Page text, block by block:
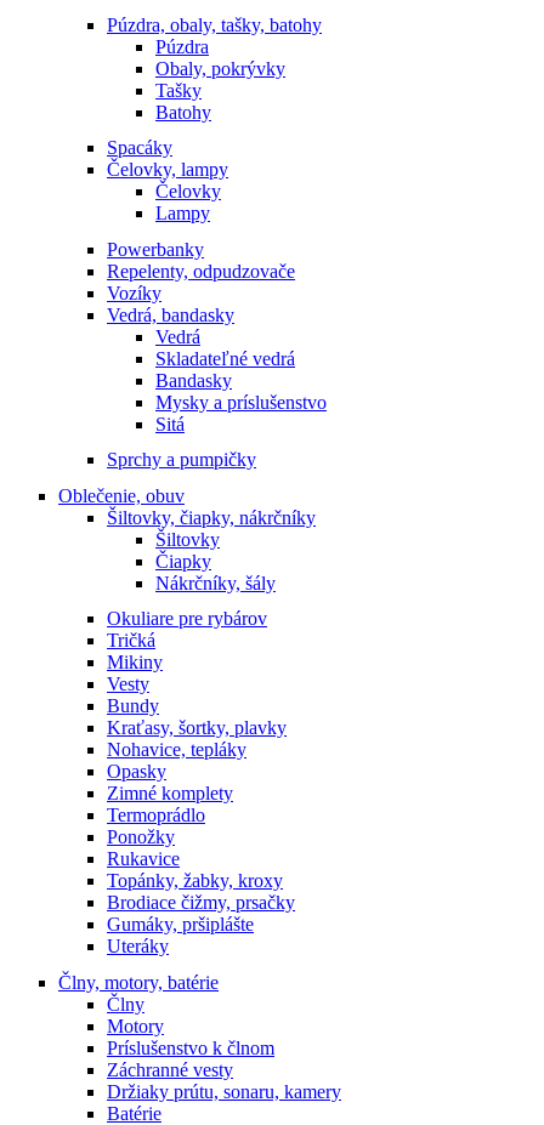
Púzdra, obaly, tašky, batohy
Púzdra
Obaly, pokrývky
Tašky
Batohy
Spacáky
Čelovky, lampy
Čelovky
Lampy
Powerbanky
Repelenty, odpudzovače
Vozíky
Vedrá, bandasky
Vedrá
Skladateľné vedrá
Bandasky
Mysky a príslušenstvo
Sitá
Sprchy a pumpičky
Oblečenie, obuv
Šiltovky, čiapky, nákrčníky
Šiltovky
Čiapky
Nákrčníky, šály
Okuliare pre rybárov
Tričká
Mikiny
Vesty
Bundy
Kraťasy, šortky, plavky
Nohavice, tepláky
Opasky
Zimné komplety
Termoprádlo
Ponožky
Rukavice
Topánky, žabky, kroxy
Brodiace čižmy, prsačky
Gumáky, pršiplášte
Uteráky
Člny, motory, batérie
Člny
Motory
Príslušenstvo k člnom
Záchranné vesty
Držiaky prútu, sonaru, kamery
Batérie